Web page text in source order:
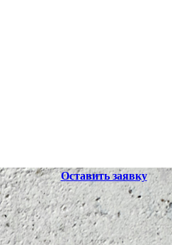
Оставить заявку